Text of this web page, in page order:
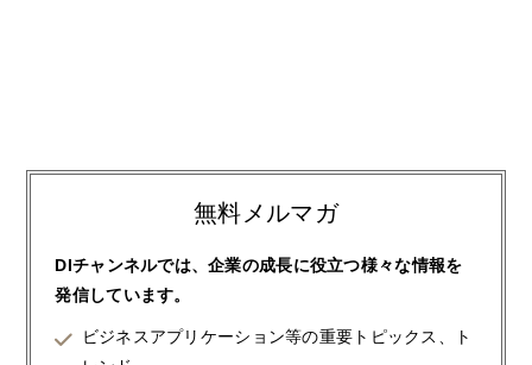
無料メルマガ
DIチャンネルでは、企業の成長に役立つ様々な情報を
発信しています。
ビジネスアプリケーション等の重要トピックス、ト